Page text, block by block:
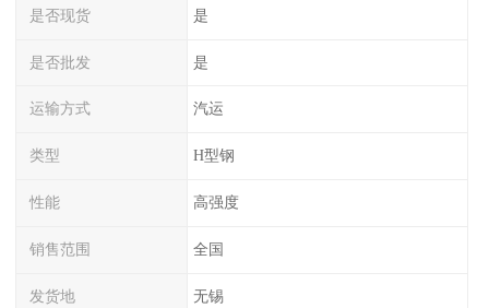
是否现货 是
是否批发 是
运输方式 汽运
类型 H型钢
性能 高强度
销售范围 全国
发货地 无锡